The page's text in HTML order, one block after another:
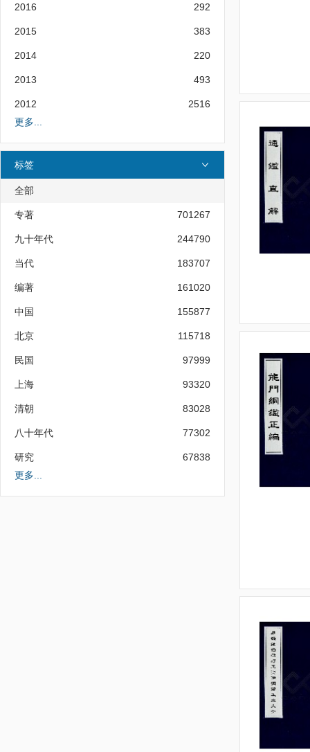
2016 292
2015 383
2014 220
2013 493
2012
2516
更多...
标签
全部
专著 701267
九十年代 244790
当代 183707
编著 161020
中国 155877
北京 115718
民国 97999
上海 93320
清朝 83028
八十年代 77302
研究
67838
更多...